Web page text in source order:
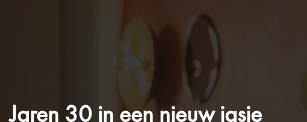
Jaren 30 in een nieuw jasje